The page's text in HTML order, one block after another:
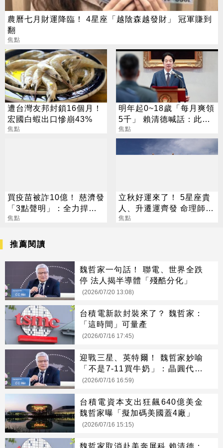
農曆七月財運降臨！ 4星座「越陰森越發財」 冠軍賺到
翻
焦點
遭台灣友邦封鎖16個月！
宏國白蝦出口慘崩43%
焦點
明年起0~18歲「每月爽領
5千」 賴清德喊話：此時
不生待何時
焦點
買疫苗被詐10億！ 慈濟發
「3點聲明」：全力捍衛
捐款人權益
焦點
立秋好運來了！ 5星座貴
人、升遷運齊發 命理師：
把握黃金轉運期
焦點
推薦閱讀
魏哲家一句話！ 聯電、世界全跌
停 法人揭半導體「殘酷分化」
(2026/07/20 13:08)
台積電新款封裝來了？ 魏哲家：
「這時間」可量產
(2026/07/16 17:45)
迎戰三星、英特爾！ 魏哲家妙喻
「不是7-11買牛奶」：晶圓代工
沒有捷徑
(2026/07/16 16:59)
台積電資本支出狂飆640億美金
魏哲家曝「擬加碼美國蓋4廠」
(2026/07/16 15:15)
魏哲家取消赴美奔屏科 賴清德：